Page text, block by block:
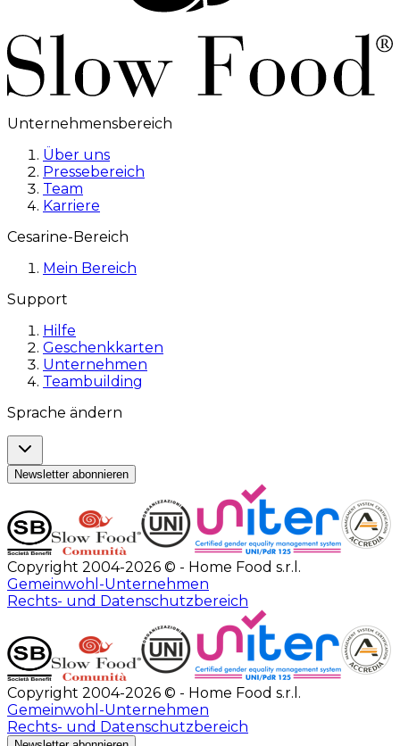
Unternehmensbereich
Über uns
Pressebereich
Team
Karriere
Cesarine-Bereich
Mein Bereich
Support
Hilfe
Geschenkkarten
Unternehmen
Teambuilding
Sprache ändern
Newsletter abonnieren
Copyright 2004-2026 © - Home Food s.r.l.
Gemeinwohl-Unternehmen
Rechts- und Datenschutzbereich
Copyright 2004-2026 © - Home Food s.r.l.
Gemeinwohl-Unternehmen
Rechts- und Datenschutzbereich